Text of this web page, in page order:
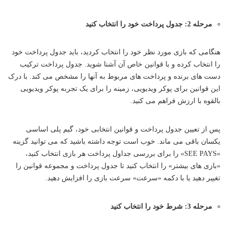
مرحله 2: جدول پرداخت خود را انتخاب کنید
هنگامی که بازی مورد نظر خود را انتخاب کردید، باید جدول پرداخت خود
را انتخاب کرده و با قوانین خاص آن آشنا شوید. جدول پرداخت ترکیب
دست های برنده و پرداخت های مربوط به آنها را مشخص می کند. با درک
این قوانین برای پوکر ویدیویی، زمینه را برای یک تجربه پوکر ویدیویی
بالقوه با ارزش فراهم می کنید.
پس از تعیین جدول پرداخت و قوانین انتخابی خود، گیم پلی اساسی
یکسان باقی می ماند. خوب است توجه داشته باشید که می توانید گزینه
«SEE PAYS» را برای بررسی جداول پرداخت هر بازی انتخاب کنید،
«بازی های بیشتر» را انتخاب کنید تا جدول پرداخت و مجموعه قوانین را
تغییر دهید یا با دکمه «سرعت» سرعت بازی را افزایش دهید.
مرحله 3: شرط خود را انتخاب کنید